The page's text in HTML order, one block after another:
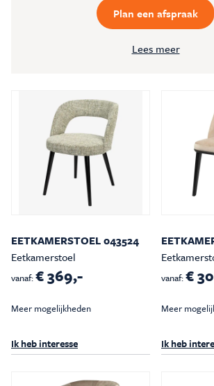
Plan een afspraak
Lees meer
EETKAMERSTOEL 043524
Eetkamerstoel
vanaf:€ 369,-
Meer mogelijkheden
Ik heb interesse
vanaf:€
Meer
Ik heb